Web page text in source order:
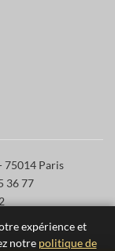
75014 Paris
36 77
rendez-vous
expérience et
notre politique de